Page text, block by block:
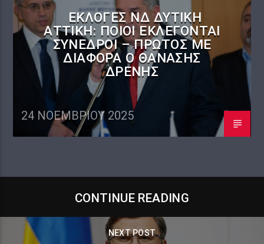
ΕΚΛΟΓΈΣ ΝΔ ΔΥΤΙΚΉ
ΑΤΤΙΚΉ: ΠΟΙΟΙ ΕΚΛΈΓΟΝΤΑΙ
ΣΎΝΕΔΡΟΙ – ΠΡΏΤΟΣ ΜΕ
ΔΙΑΦΟΡΆ Ο ΘΑΝΆΣΗΣ
ΔΡΈΝΗΣ
24 ΝΟΕΜΒΡΊΟΥ 2025
CONTINUE READING
NEXT POST